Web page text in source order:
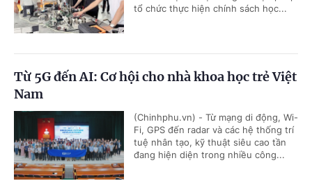
tổ chức thực hiện chính sách học...
Từ 5G đến AI: Cơ hội cho nhà khoa học trẻ Việt
Nam
(Chinhphu.vn) - Từ mạng di động, Wi-
Fi, GPS đến radar và các hệ thống trí
tuệ nhân tạo, kỹ thuật siêu cao tần
đang hiện diện trong nhiều công...